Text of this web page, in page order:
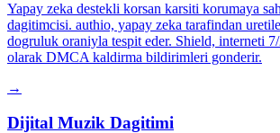
Yapay zeka destekli korsan karsiti korumaya
dagitimcisi. authio, yapay zeka tarafindan
dogruluk oraniyla tespit eder. Shield, interneti
olarak DMCA kaldirma bildirimleri gonderir.
→
Dijital Muzik Dagitimi